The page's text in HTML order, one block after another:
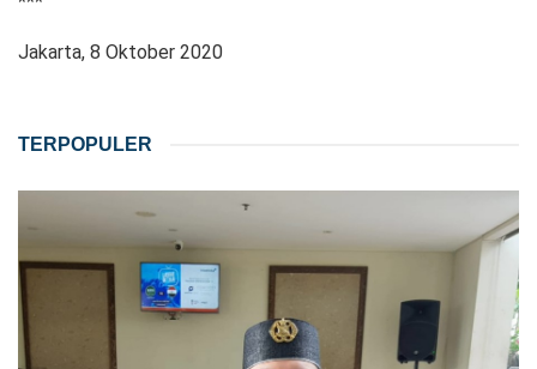
Jakarta, 8 Oktober 2020
TERPOPULER